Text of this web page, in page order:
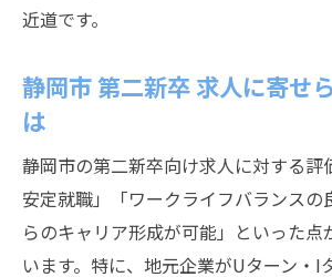
近道です。
静岡市 第二新卒 求人に寄せ
は
静岡市の第二新卒向け求人に対する評
安定就職」「ワークライフバランスの
らのキャリア形成が可能」といった点
います。特に、地元企業がUターン・I